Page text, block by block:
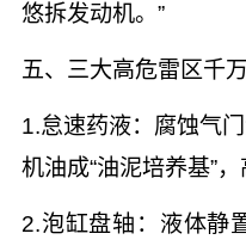
悠拆发动机。”
五、三大高危雷区千
1.怠速药液：腐蚀气
机油成“油泥培养基”，
2.泡缸盘轴：液体静